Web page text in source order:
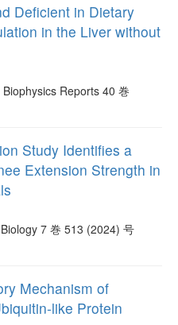
Deficient in Dietary
in the Liver without
Reports 40 巻
Study Identifies a
Extension Strength in
7 巻 513 (2024) 号
Mechanism of
like Protein